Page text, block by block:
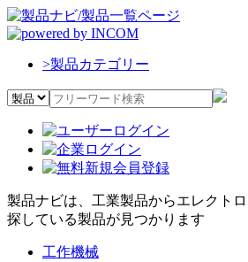
>製品カテゴリー
製品ナビは、工業製品からエレクト
探している製品が見つかります
工作機械